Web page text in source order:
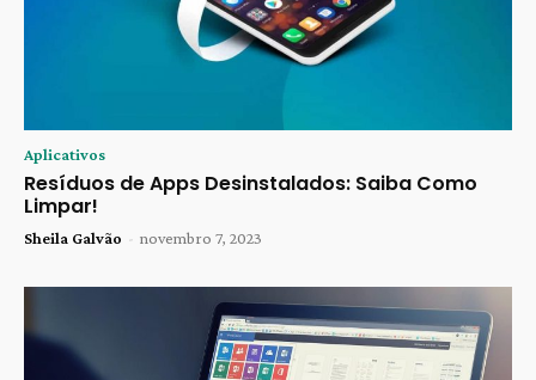
Aplicativos
Resíduos de Apps Desinstalados: Saiba Como
Limpar!
Sheila Galvão - novembro 7, 2023